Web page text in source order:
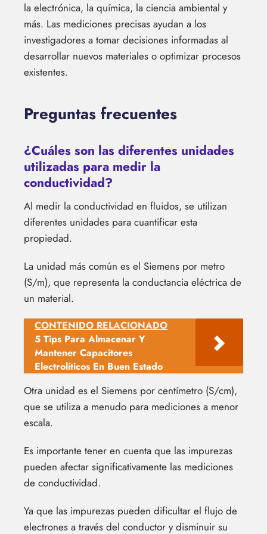
la electrónica, la química, la ciencia ambiental y
más. Las mediciones precisas ayudan a los
investigadores a tomar decisiones informadas al
desarrollar nuevos materiales o optimizar procesos
existentes.
Preguntas frecuentes
¿Cuáles son las diferentes unidades
utilizadas para medir la
conductividad?
Al medir la conductividad en fluidos, se utilizan
diferentes unidades para cuantificar esta
propiedad.
La unidad más común es el Siemens por metro
(S/m), que representa la conductancia eléctrica de
un material.
CONTENIDO RELACIONADO
5 Tips Para Almacenar Y
Mantener Capacitores
Electrolíticos En Buen Estado
Otra unidad es el Siemens por centímetro (S/cm),
que se utiliza a menudo para mediciones a menor
escala.
Es importante tener en cuenta que las impurezas
pueden afectar significativamente las mediciones
de conductividad.
Ya que las impurezas pueden dificultar el flujo de
electrones a través del conductor y disminuir su